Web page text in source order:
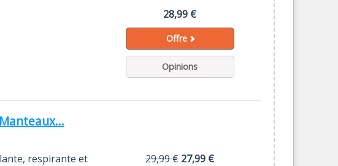
28,99 €
Offre
Opinions
respirante et
29,99 € 27,99 €